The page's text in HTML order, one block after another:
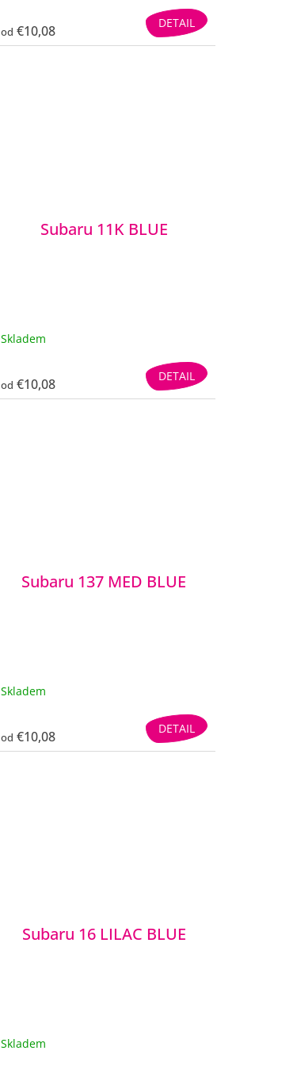
od €10,08 DETAIL
Subaru 11K BLUE
Skladem
od €10,08 DETAIL
Subaru 137 MED BLUE
Skladem
od €10,08 DETAIL
Subaru 16 LILAC BLUE
Skladem